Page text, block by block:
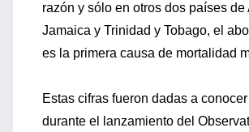
razón y sólo en otros dos países de
Jamaica y Trinidad y Tobago, el
es la primera causa de mortalidad
Estas cifras fueron dadas a conocer
durante el lanzamiento del